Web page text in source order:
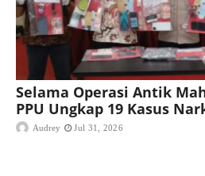
Selama Operasi Antik
PPU Ungkap 19 Kasus
Audrey Jul 31, 2026